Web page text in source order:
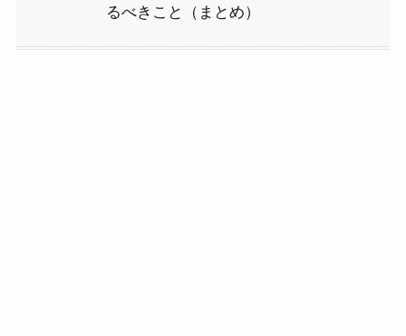
るべきこと（まとめ）